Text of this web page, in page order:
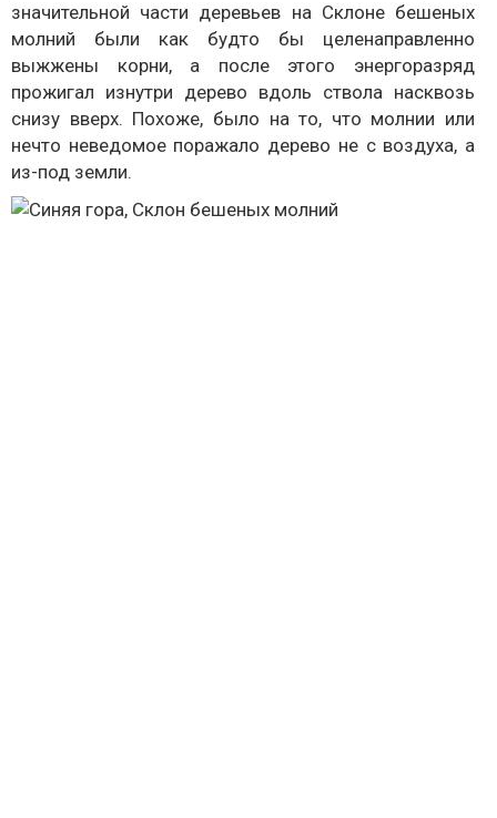
значительной части деревьев на Склоне бешеных
молний были как будто бы целенаправленно
выжжены корни, а после этого энергоразряд
прожигал изнутри дерево вдоль ствола насквозь
снизу вверх. Похоже, было на то, что молнии или
нечто неведомое поражало дерево не с воздуха, а
из-под земли.